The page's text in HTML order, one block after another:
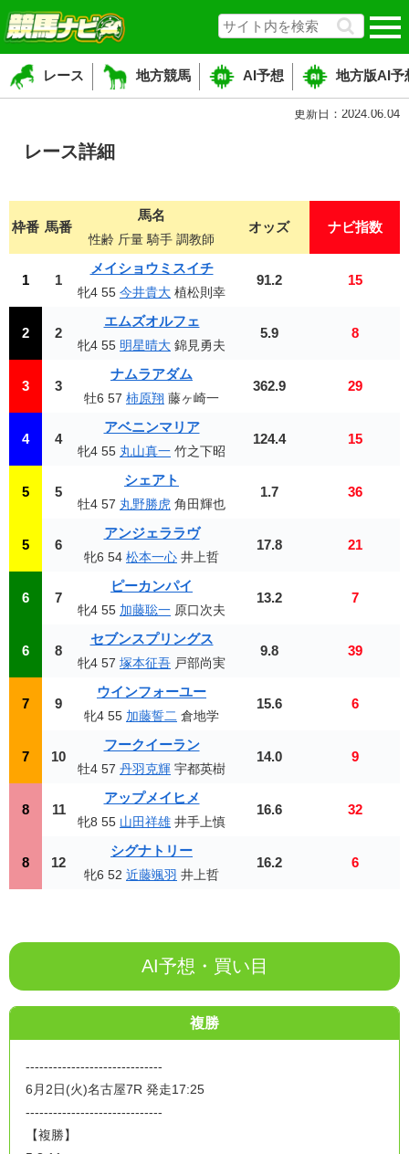
レース 地方競馬 AI予想 地方版AI予
更新日：2024.06.04
レース詳細
枠番 馬番
馬名
性齢 斤量 騎手 調教師
オッズ ナビ指数
1 1
メイショウミスイチ
牝4 55 今井貴大 植松則幸
91.2 15
2 2
エムズオルフェ
牝4 55 明星晴大 錦見勇夫
5.9 8
3 3
ナムラアダム
牡6 57 柿原翔 藤ヶ崎一
362.9 29
4 4
アベニンマリア
牝4 55 丸山真一 竹之下昭
124.4 15
5 5
シェアト
牡4 57 丸野勝虎 角田輝也
1.7 36
5 6
アンジェララヴ
牝6 54 松本一心 井上哲
17.8 21
6 7
ピーカンパイ
牝4 55 加藤聡一 原口次夫
13.2 7
6 8
セブンスプリングス
牝4 57 塚本征吾 戸部尚実
9.8 39
7 9
ウインフォーユー
牝4 55 加藤誓二 倉地学
15.6 6
7 10
フークイーラン
牡4 57 丹羽克輝 宇都英樹
14.0 9
8 11
アップメイヒメ
牝8 55 山田祥雄 井手上慎
16.6 32
8 12
シグナトリー
牝6 52 近藤颯羽 井上哲
16.2 6
AI予想・買い目
複勝
------------------------------
6月2日(火)名古屋7R 発走17:25
------------------------------
【複勝】